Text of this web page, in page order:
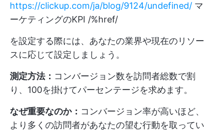
https://clickup.com/ja/blog/9124/undefined/ マ
ーケティングのKPI /%href/
を設定する際には、あなたの業界や現在のリソー
スに応じて設定しましょう。
測定方法： コンバージョン数を訪問者総数で割
り、100を掛けてパーセンテージを求めます。
なぜ重要なのか： コンバージョン率が高いほど、
より多くの訪問者があなたの望む行動を取ってい